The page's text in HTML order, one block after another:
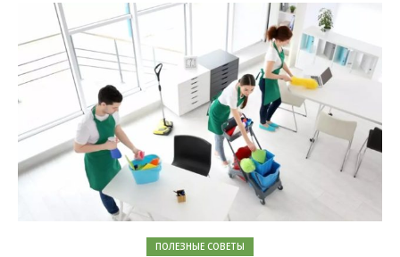
ПОЛЕЗНЫЕ СОВЕТЫ